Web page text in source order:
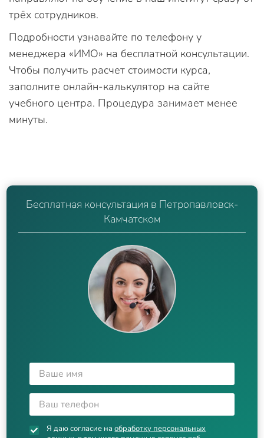
трёх сотрудников.
Подробности узнавайте по телефону у
менеджера «ИМО» на бесплатной консультации.
Чтобы получить расчет стоимости курса,
заполните онлайн-калькулятор на сайте
учебного центра. Процедура занимает менее
минуты.
Бесплатная консультация в Петропавловск-
Камчатском
Я даю согласие наобработку персональных